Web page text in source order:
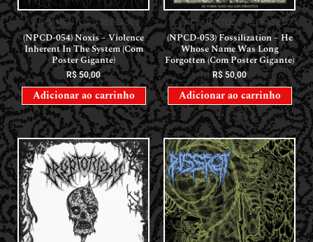
LANÇAMENTOS // RELEASES
(NPCD-054) Noxis – Violence
Inherent In The System (Com
Poster Gigante)
R$50,00
Adicionar ao carrinho
LANÇAMENTOS // RELEASES
(NPCD-053) Fossilization – He
Whose Name Was Long
Forgotten (Com Poster Gigante)
R$ 50,00
Adicionar ao carrinho